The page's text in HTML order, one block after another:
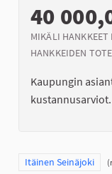
40
MIKÄLI HANKKEET
HANKKEIDEN
Kaupungin
kustannusarviot.
Rajaa tulokset
Itäinen Seinäjoki